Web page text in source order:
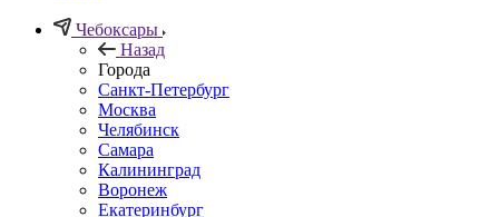
Чебоксары
Назад
Города
Санкт-Петербург
Москва
Челябинск
Самара
Калининград
Воронеж
Екатеринбург